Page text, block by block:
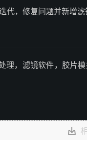
代，修复问题并新增
理，滤镜软件，胶片